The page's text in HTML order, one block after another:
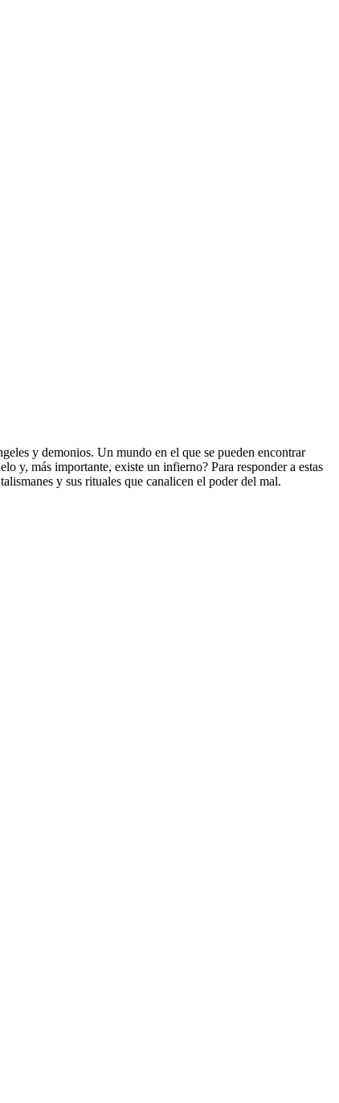
y demonios. Un mundo en el que se pueden encontrar
y, más importante, existe un infierno? Para responder a estas
y sus rituales que canalicen el poder del mal.